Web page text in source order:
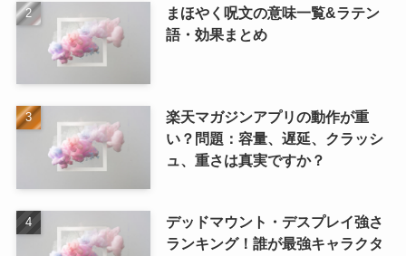
まほやく呪文の意味一覧&ラテン
語・効果まとめ
楽天マガジンアプリの動作が重
い？問題：容量、遅延、クラッシ
ュ、重さは真実ですか？
デッドマウント・デスプレイ強さ
ランキング！誰が最強キャラクタ